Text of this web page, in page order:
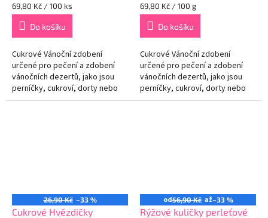
Měrná
cena:
69,80 Kč / 100 ks
Do košíku
Cukrové Vánoční zdobení
určené pro pečení a zdobení
vánočních dezertů, jako jsou
perníčky, cukroví, dorty nebo
cupcakes. Dodává dezertům
Měrná
cena:
69,80 Kč / 100 g
Do košíku
Cukrové Vánoční zdobení
určené pro pečení a zdobení
vánočních dezertů, jako jsou
perníčky, cukroví, dorty nebo
cupcakes. Dodává dezertům
26,90 Kč –33 %
Cukrové Hvězdičky
od56,90 Kč až–33 %
Rýžové kuličky perleťové